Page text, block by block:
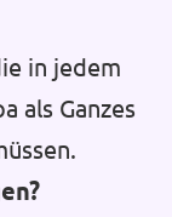
in jedem
als Ganzes